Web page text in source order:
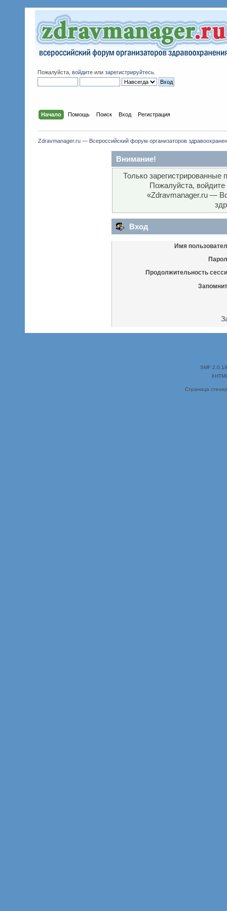
Пожалуйста, войдите или зарегистрируйтесь
Начало Помощь Поиск Вход Регистрация
Zdravmanager.ru — Всероссийский форум организаторов
Внимание!
Только зарегистрированные
Пожалуйста,
«Zdravmanager.ru —
Вход
Имя
Продолжительность
SMF 2.0.19
Страница